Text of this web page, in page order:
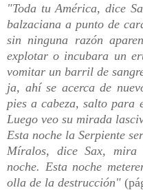
"Toda tu América, dice
balzaciana a punto de
sin ninguna razón
explotar o incubara un
vomitar un barril de
ja, ahí se acerca de
pies a cabeza, salto para
Luego veo su mirada
Esta noche la Serpiente
Míralos, dice Sax, mira
noche. Esta noche
olla de la destrucción"